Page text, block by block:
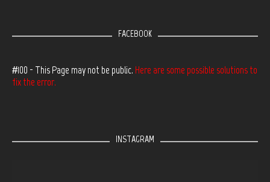
FACEBOOK
#100 - This Page may not be public. Here are some possible solutions to
fix the error.
INSTAGRAM